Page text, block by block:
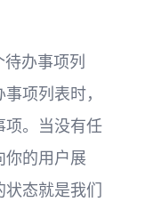
办事项列
项列表时，
项。当没有任
你的用户展
状态就是我们